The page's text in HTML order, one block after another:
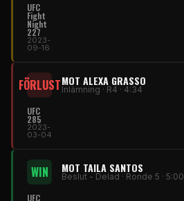
UFC
Fight
Night
227
2023-
09-16
FÖRLUSTMOT ALEXA GRASSO
Inlämning · R4 · 4:34
UFC
285
2023-
03-04
WIN MOT TAILA SANTOS
Beslut - Delad · Ronde 5 · 5:00
UFC